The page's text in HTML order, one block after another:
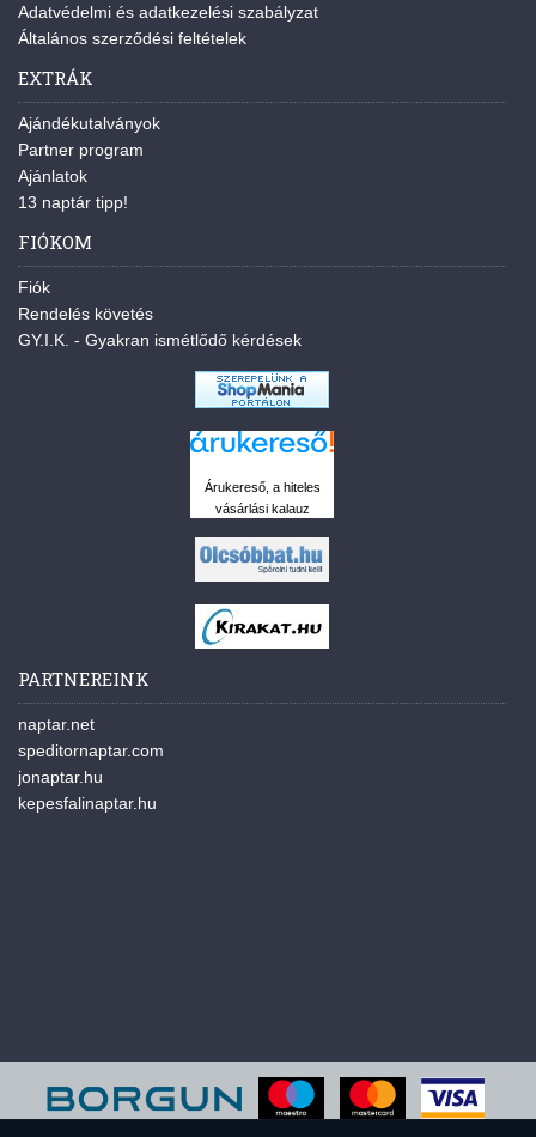
Adatvédelmi és adatkezelési szabályzat
Általános szerződési feltételek
EXTRÁK
Ajándékutalványok
Partner program
Ajánlatok
13 naptár tipp!
FIÓKOM
Fiók
Rendelés követés
GY.I.K. - Gyakran ismétlődő kérdések
Árukereső, a hiteles
vásárlási kalauz
PARTNEREINK
naptar.net
speditornaptar.com
jonaptar.hu
kepesfalinaptar.hu